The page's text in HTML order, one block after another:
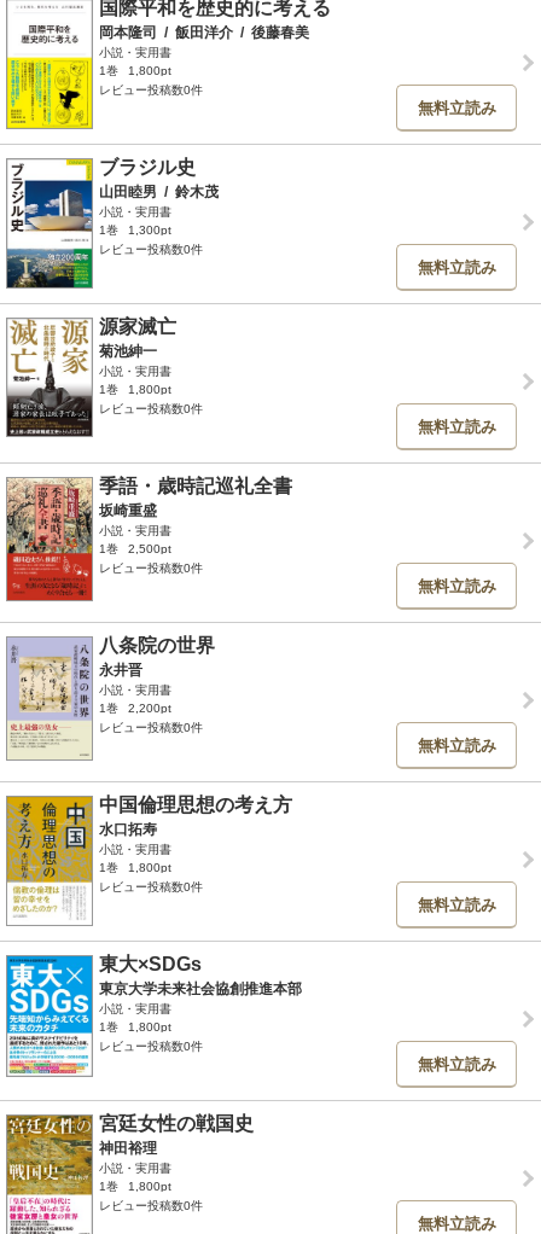
国際平和を歴史的に考える
岡本隆司 / 飯田洋介 / 後藤春美
小説・実用書
1巻
1,800pt
レビュー投稿数0件
無料立読み
ブラジル史
山田睦男 / 鈴木茂
小説・実用書
1巻
1,300pt
レビュー投稿数0件
無料立読み
源家滅亡
菊池紳一
小説・実用書
1巻
1,800pt
レビュー投稿数0件
無料立読み
季語・歳時記巡礼全書
坂崎重盛
小説・実用書
1巻
2,500pt
レビュー投稿数0件
無料立読み
八条院の世界
永井晋
小説・実用書
1巻
2,200pt
レビュー投稿数0件
無料立読み
中国倫理思想の考え方
水口拓寿
小説・実用書
1巻
1,800pt
レビュー投稿数0件
無料立読み
東大×SDGs
東京大学未来社会協創推進本部
小説・実用書
1巻
1,800pt
レビュー投稿数0件
無料立読み
宮廷女性の戦国史
神田裕理
小説・実用書
1巻
1,800pt
レビュー投稿数0件
無料立読み